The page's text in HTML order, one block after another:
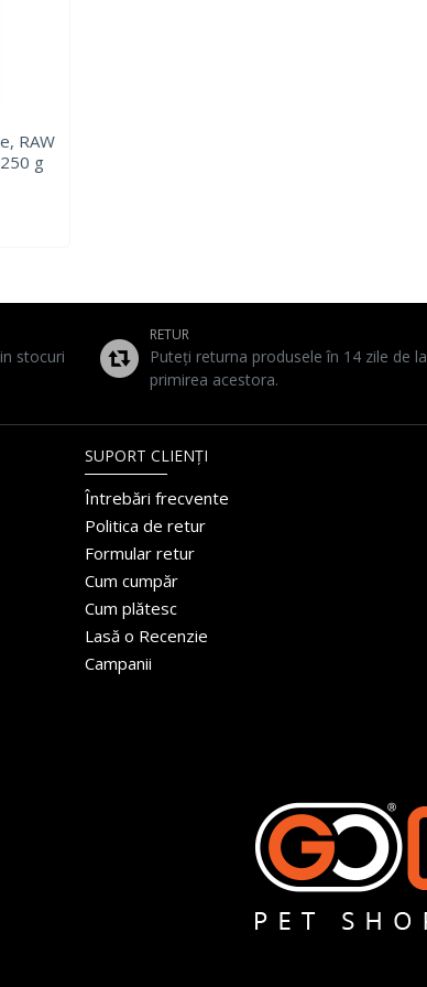
RAW
g
stocuri
RETUR
Puteți returna produsele în 14 zile de la
primirea acestora.
SUPORT CLIENȚI
Întrebări frecvente
Politica de retur
Formular retur
Cum cumpăr
Cum plătesc
Lasă o Recenzie
Campanii